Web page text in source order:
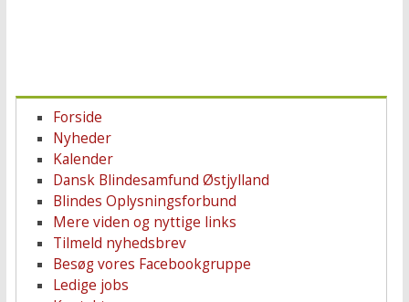
Forside
Nyheder
Kalender
Dansk Blindesamfund Østjylland
Blindes Oplysningsforbund
Mere viden og nyttige links
Tilmeld nyhedsbrev
Besøg vores Facebookgruppe
Ledige jobs